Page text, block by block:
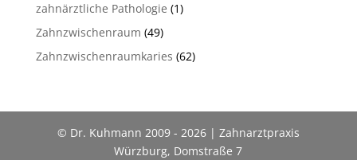
zahnärztliche Pathologie (1)
Zahnzwischenraum (49)
Zahnzwischenraumkaries (62)
© Dr. Kuhmann 2009 - 2026 | Zahnarztpraxis
Würzburg, Domstraße 7